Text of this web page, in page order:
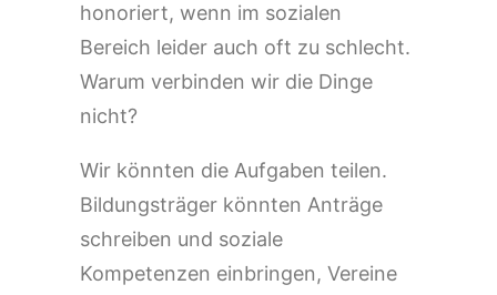
honoriert, wenn im sozialen
Bereich leider auch oft zu schlecht.
Warum verbinden wir die Dinge
nicht?
Wir könnten die Aufgaben teilen.
Bildungsträger könnten Anträge
schreiben und soziale
Kompetenzen einbringen, Vereine